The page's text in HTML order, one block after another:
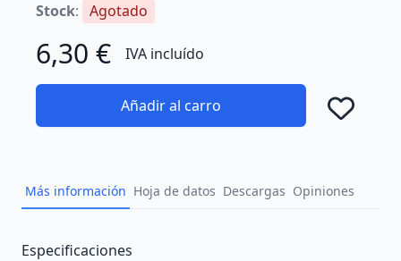
Stock: Agotado
6,30 € IVA incluído
Añadir al carro
Más información Hoja de datos Descargas Opiniones
Description
Especificaciones